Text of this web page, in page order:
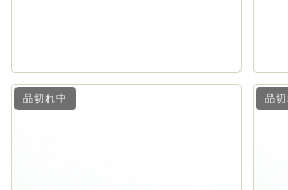
品切れ中 品切